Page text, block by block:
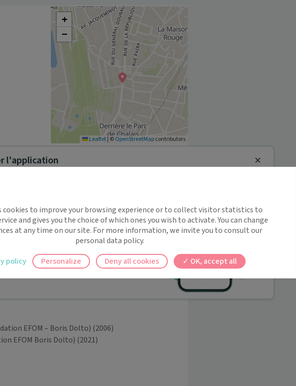
+
−
Leaflet| ©OpenStreetMapcontributors
contacter par téléphone.
EFOM – Boris Dolto) (2006)
EFOM Boris Dolto) (2021)
l'application
!
rappels automatiques pour ne plus rien
Close
cookies to improve your browsing experience or to collect visitor statistics to
and gives you the choice of which ones you wish to activate. You can change
at any time on our site. For more information, we invite you to consult our
personal data policy.
OK, accept all
Deny all cookies
Personalize
policy